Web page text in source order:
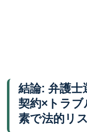
結論: 弁護士
契約×トラブ
素で法的リ